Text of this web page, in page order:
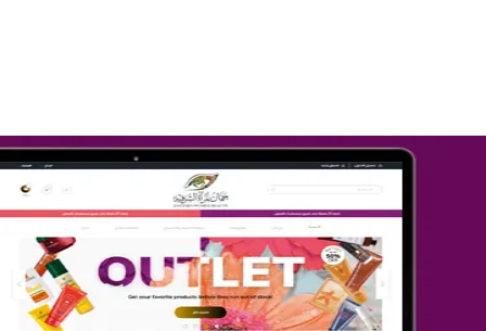
تصميم متجر جمال المرأة الشرقية
التفاصيل